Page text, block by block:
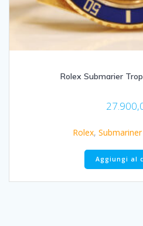
Rolex Submarier
Rolex,
Aggiungi al